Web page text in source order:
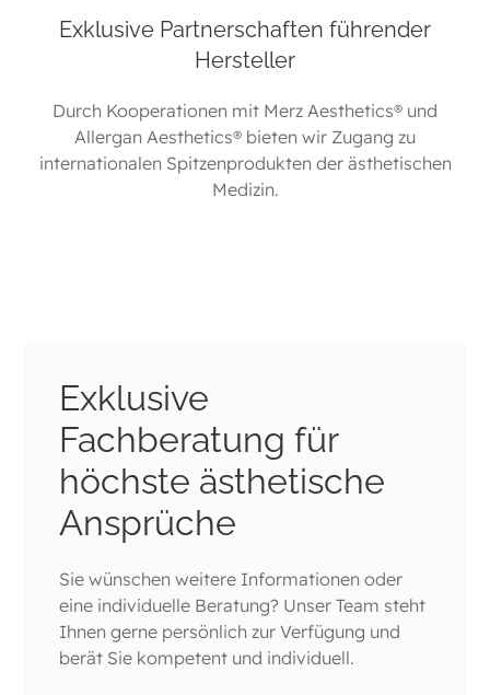
Exklusive Partnerschaften führender
Hersteller
Durch Kooperationen mit Merz Aesthetics® und
Allergan Aesthetics® bieten wir Zugang zu
internationalen Spitzenprodukten der ästhetischen
Medizin.
Exklusive
Fachberatung für
höchste ästhetische
Ansprüche
Sie wünschen weitere Informationen oder
eine individuelle Beratung? Unser Team steht
Ihnen gerne persönlich zur Verfügung und
berät Sie kompetent und individuell.